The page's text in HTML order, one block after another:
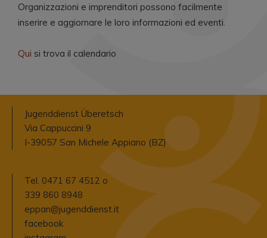
Organizzazioni e imprenditori possono facilmente
inserire e aggiornare le loro informazioni ed eventi.
Qui si trova il calendario
Jugenddienst Überetsch
Via Cappuccini 9
I-39057 San Michele Appiano (BZ)
Tel. 0471 67 4512 o
339 860 8948
eppan@jugenddienst.it
facebook